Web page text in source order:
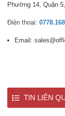
Phường 14, Quận
Điện thoại:
Email:
TIN LIÊN